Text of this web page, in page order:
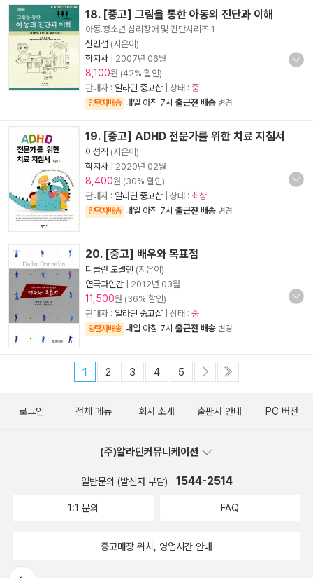
18. [중고] 그림을 통한 아동의 진단과 이해 -
아동.청소년 심리장애 및 진단시리즈 1
신민섭 (지은이)
학지사
2007년 06월
8,100원 (42% 할인)
판매자 : 알라딘 중고샵 | 상태 : 중
양탄자배송 내일 아침 7시 출근전 배송 변경
19. [중고] ADHD 전문가를 위한 치료 지침서
이성직 (지은이)
학지사
2020년 02월
8,400원 (30% 할인)
판매자 : 알라딘 중고샵 | 상태 : 최상
양탄자배송 내일 아침 7시 출근전 배송 변경
20. [중고] 배우와 목표점
디클란 도넬랜 (지은이)
연극과인간
2012년 03월
11,500원 (36% 할인)
판매자 : 알라딘 중고샵 | 상태 : 중
양탄자배송 내일 아침 7시 출근전 배송 변경
1 2 3 4 5
뒤로가
로그인 전체 메뉴 회사 소개 출판사 안내 PC 버전
(주)알라딘커뮤니케이션
일반문의 (발신자 부담) 1544-2514
1:1 문의 FAQ
중고매장 위치, 영업시간 안내